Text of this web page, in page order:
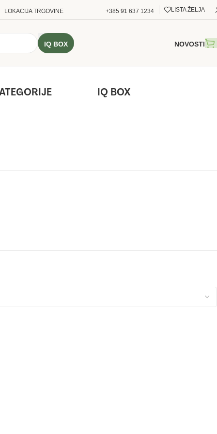
LOKACIJA TRGOVINE +385 91 637 1234 LISTA ŽELJA
IQ BOX NOVOSTI
IQ BOX